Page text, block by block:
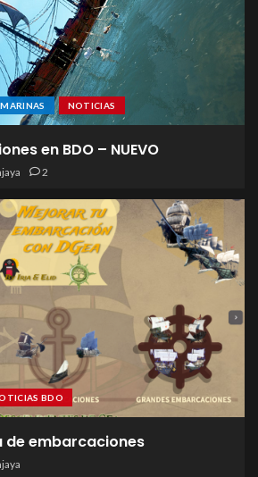
NOTICIAS
en BDO – NUEVO
2
BDO
embarcaciones